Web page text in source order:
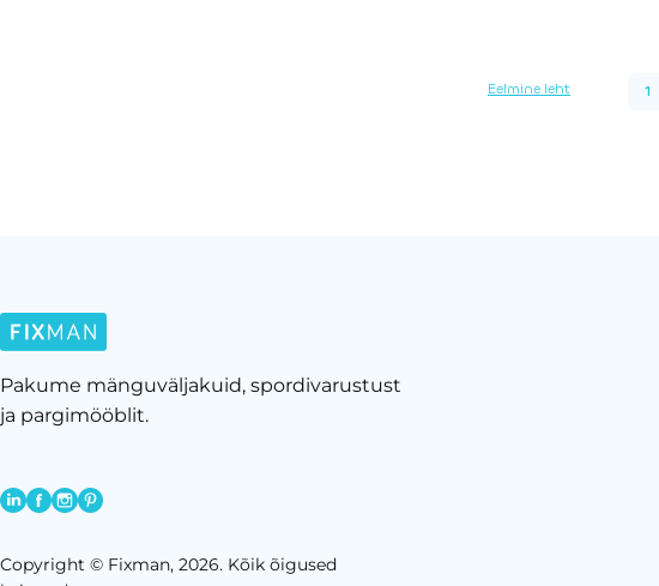
1
Eelmine leht
Pakume mänguväljakuid, spordivarustust
ja pargimööblit.
Copyright © Fixman, 2026. Kõik õigused